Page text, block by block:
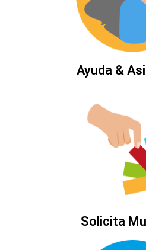
Ayuda &
Solicita